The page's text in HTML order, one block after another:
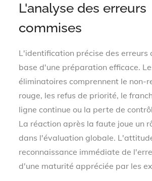
L'analyse des erreurs
commises
L'identification précise des erreurs
base d'une préparation efficace.
éliminatoires comprennent le non-
rouge, les refus de priorité, le
ligne continue ou la perte de
La réaction après la faute joue un
dans l'évaluation globale.
reconnaissance immédiate de
d'une maturité appréciée par les